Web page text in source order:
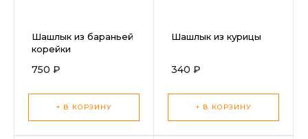
Шашлык из бараньей
корейки
750 ₽
+ В КОРЗИНУ
Шашлык из курицы
340 ₽
+ В КОРЗИНУ